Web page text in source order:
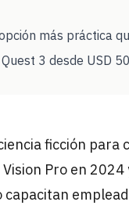
más práctica
3 desde USD
ficción
Pro en